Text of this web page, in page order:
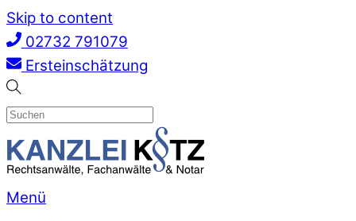
Skip to content
02732 791079
Ersteinschätzung
Menü